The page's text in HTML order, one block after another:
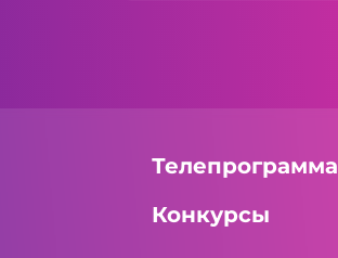
Телепрограмма
Конкурсы